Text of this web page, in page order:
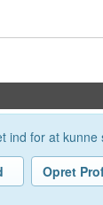
for at kunne
Opret